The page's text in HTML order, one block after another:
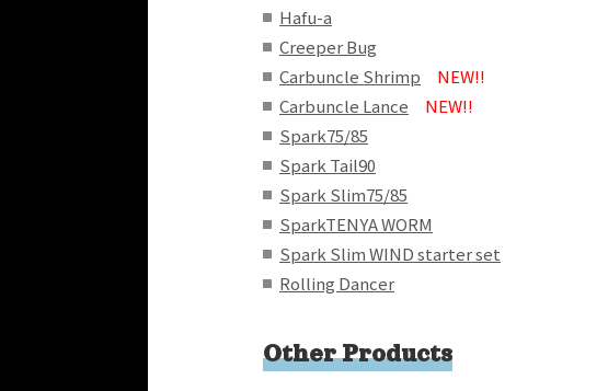
Hafu-a
Creeper Bug
Carbuncle Shrimp
NEW!!
Carbuncle Lance
NEW!!
Spark75/85
Spark Tail90
Spark Slim75/85
SparkTENYA WORM
Spark Slim WIND starter set
Rolling Dancer
Other Products